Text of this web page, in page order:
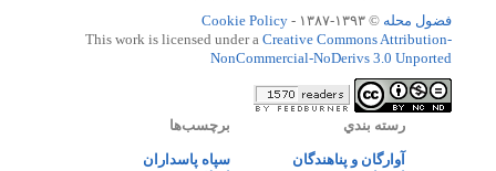
فضول محله © ۱۳۹۳-۱۳۸۷ -
Cookie Policy
This work is licensed under a Creative Commons Attribution-
NonCommercial-NoDerivs 3.0 Unported
رسته بندي
آوارگان و پناهندگان
برچسب‌ها
سپاه پاسداران